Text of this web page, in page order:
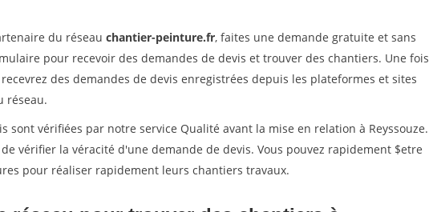
du réseau chantier-peinture.fr, faites une demande gratuite et sans
pour recevoir des demandes de devis et trouver des chantiers. Une fois
des demandes de devis enregistrées depuis les plateformes et sites
réseau.
sont vérifiées par notre service Qualité avant la mise en relation à Reyssouze.
vérifier la véracité d'une demande de devis. Vous pouvez rapidement $etre
pour réaliser rapidement leurs chantiers travaux.